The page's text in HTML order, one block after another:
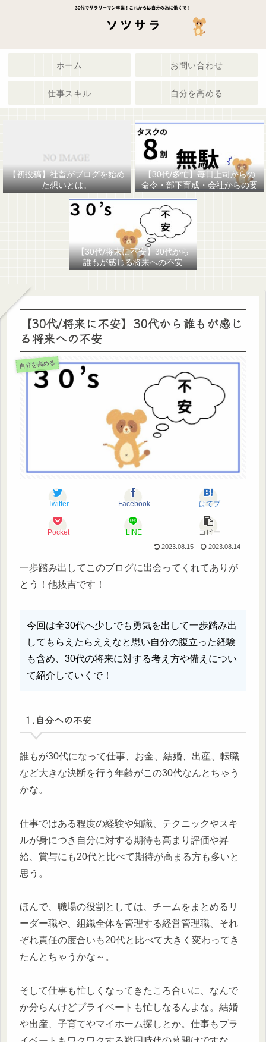
ホーム お問い合わせ
仕事スキル 自分を高める
【初投稿】社畜がブログを始め
た想いとは。
【30代/多忙】毎日上司からの
命令・部下育成・会社からの要
求で疲弊してませんか。
【30代/将来に不安】30代から
誰もが感じる将来への不安
【30代/将来に不安】30代から誰もが感じ
る将来への不安
自分を高める
Twitter Facebook はてブ
Pocket LINE コピー
2023.08.15 2023.08.14
一歩踏み出してこのブログに出会ってくれてありが
とう！他抜吉です！
今回は全30代へ少しでも勇気を出して一歩踏み出
してもらえたらええなと思い自分の腹立った経験
も含め、30代の将来に対する考え方や備えについ
て紹介していくで！
1.自分への不安
誰もが30代になって仕事、お金、結婚、出産、転職
など大きな決断を行う年齢がこの30代なんとちゃう
かな。
仕事ではある程度の経験や知識、テクニックやスキ
ルが身につき自分に対する期待も高まり評価や昇
給、賞与にも20代と比べて期待が高まる方も多いと
思う。
ほんで、職場の役割としては、チームをまとめるリ
ーダー職や、組織全体を管理する経営管理職、それ
ぞれ責任の度合いも20代と比べて大きく変わってき
たんとちゃうかな～。
そして仕事も忙しくなってきたころ合いに、なんで
か分らんけどプライベートも忙しなるんよな。結婚
や出産、子育てやマイホーム探しとか。仕事もプラ